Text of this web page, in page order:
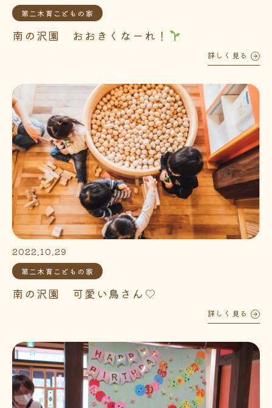
第二木育こどもの家
南の沢園 おおきくなーれ！
詳しく見る
2022.10.29
第二木育こどもの家
南の沢園 可愛い鳥さん♡
詳しく見る